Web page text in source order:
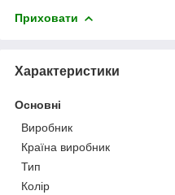
Приховати
Характеристики
Основні
Виробник
Країна виробник
Тип
Колір